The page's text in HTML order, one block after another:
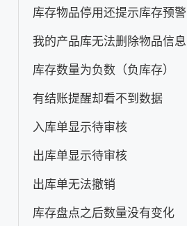
库存物品停用还提示库存预警
我的产品库无法删除物品信息
库存数量为负数（负库存）
有结账提醒却看不到数据
入库单显示待审核
出库单显示待审核
出库单无法撤销
库存盘点之后数量没有变化